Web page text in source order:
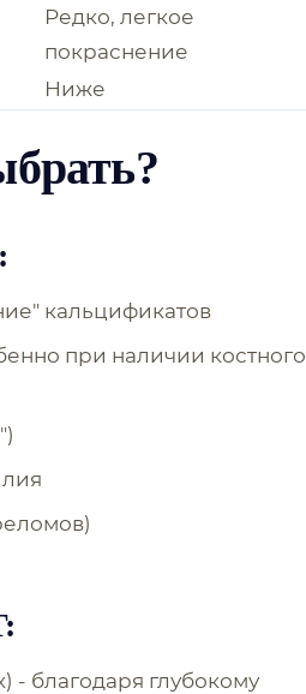
Редко, легкое
покраснение
Ниже
кальцификатов
при наличии костного
- благодаря глубокому